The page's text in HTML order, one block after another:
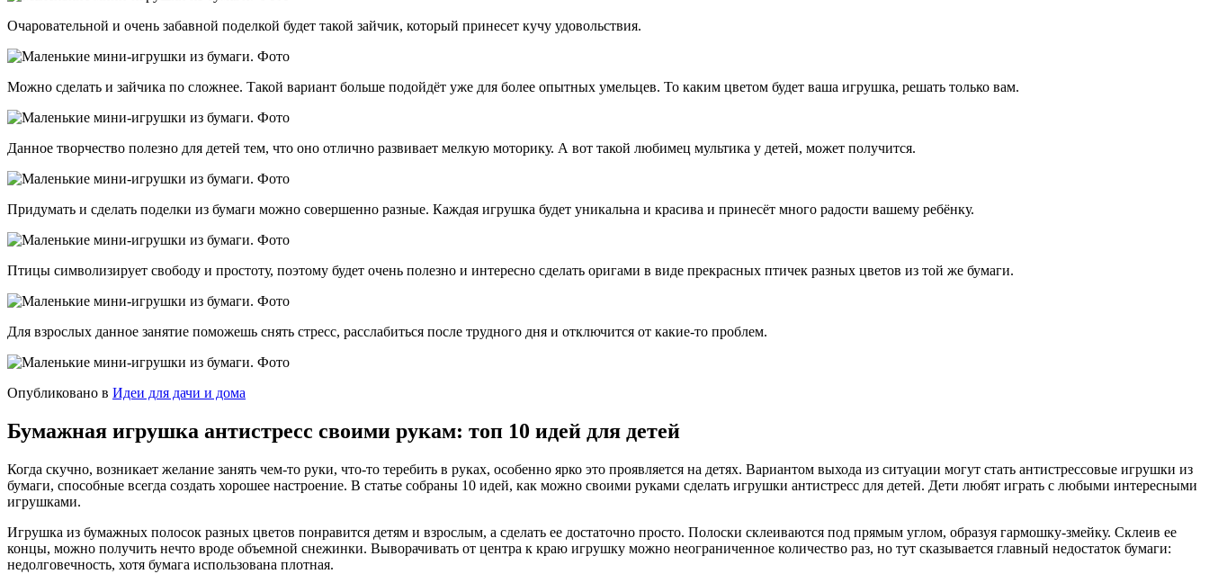
Очаровательной и очень забавной поделкой будет такой зайчик, который принесет кучу удовольствия.
Можно сделать и зайчика по сложнее. Такой вариант больше подойдёт уже для более опытных умельцев. То каким цветом будет ваша игрушка, решать только вам.
Данное творчество полезно для детей тем, что оно отлично развивает мелкую моторику. А вот такой любимец мультика у детей, может получится.
Придумать и сделать поделки из бумаги можно совершенно разные. Каждая игрушка будет уникальна и красива и принесёт много радости вашему ребёнку.
Птицы символизирует свободу и простоту, поэтому будет очень полезно и интересно сделать оригами в виде прекрасных птичек разных цветов из той же бумаги.
Для взрослых данное занятие поможешь снять стресс, расслабиться после трудного дня и отключится от какие-то проблем.
Опубликовано в Идеи для дачи и дома
Бумажная игрушка антистресс своими рукам: топ 10 идей для детей
Когда скучно, возникает желание занять чем-то руки, что-то теребить в руках, особенно ярко это проявляется на детях. Вариантом выхода из ситуации могут стать антистрессовые игрушки из
бумаги, способные всегда создать хорошее настроение. В статье собраны 10 идей, как можно своими руками сделать игрушки антистресс для детей. Дети любят играть с любыми интересными
игрушками.
Игрушка из бумажных полосок разных цветов понравится детям и взрослым, а сделать ее достаточно просто. Полоски склеиваются под прямым углом, образуя гармошку-змейку. Склеив ее
концы, можно получить нечто вроде объемной снежинки. Выворачивать от центра к краю игрушку можно неограниченное количество раз, но тут сказывается главный недостаток бумаги:
недолговечность, хотя бумага использована плотная.